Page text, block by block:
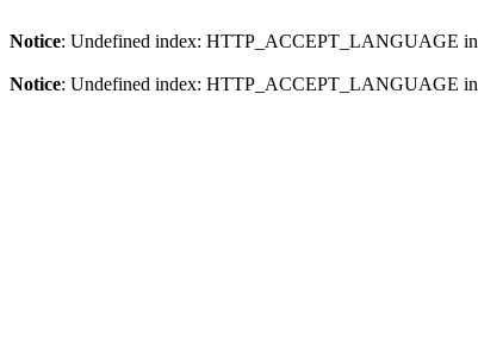
Notice: Undefined index: HTTP_ACCEPT_LANGUAGE in
Notice: Undefined index: HTTP_ACCEPT_LANGUAGE in